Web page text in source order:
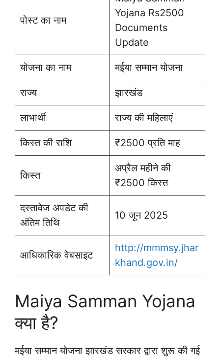
पोस्ट का नाम
Yojana Rs2500
Documents
Update
योजना का नाम मईया सम्मान योजना
राज्य झारखंड
लाभार्थी राज्य की महिलाएं
किस्त की राशि ₹2500 प्रति माह
किस्त
अप्रैल महीने की
₹2500 किस्त
दस्तावेज अपडेट की
अंतिम तिथि
10 जून 2025
आधिकारिक वेबसाइट
http://mmmsy.jhar
khand.gov.in/
Maiya Samman Yojana
क्या है?
मईया सम्मान योजना झारखंड सरकार द्वारा शुरू की गई